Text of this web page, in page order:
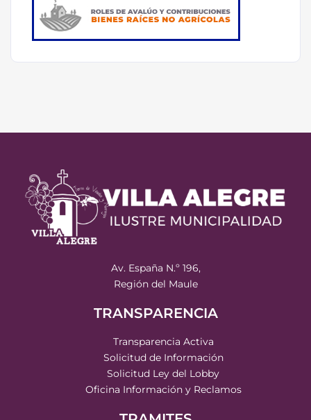
Av. España N.º 196,
Región del Maule
TRANSPARENCIA
Transparencia Activa
Solicitud de Información
Solicitud Ley del Lobby
Oficina Información y Reclamos